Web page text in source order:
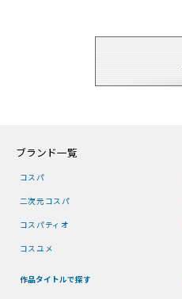
ブランド一覧
コスパ
二次元コスパ
コスパティオ
コスユメ
作品タイトルで探す